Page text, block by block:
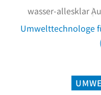
wasser-allesklar
Umwelttechnologe